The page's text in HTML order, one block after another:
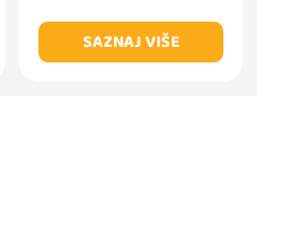
SAZNAJ VIŠE